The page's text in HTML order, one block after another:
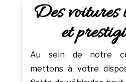
Des voitures
et
Au sein de notre
mettons à votre